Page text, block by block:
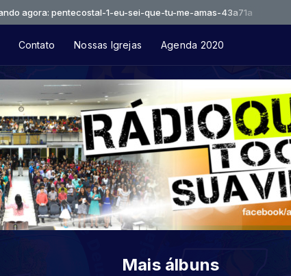
pentecostal-1-eu-sei-que-tu-me-amas-43a71a
Contato Nossas Igrejas Agenda 2020
Mais álbuns